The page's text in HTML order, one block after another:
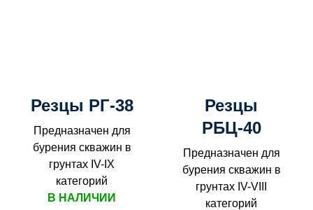
Резцы РГ-38
Предназначен для
бурения скважин в
грунтах IV-IX
категорий
В НАЛИЧИИ
Резцы
РБЦ-40
Предназначен для
бурения скважин в
грунтах IV-VIII
категорий